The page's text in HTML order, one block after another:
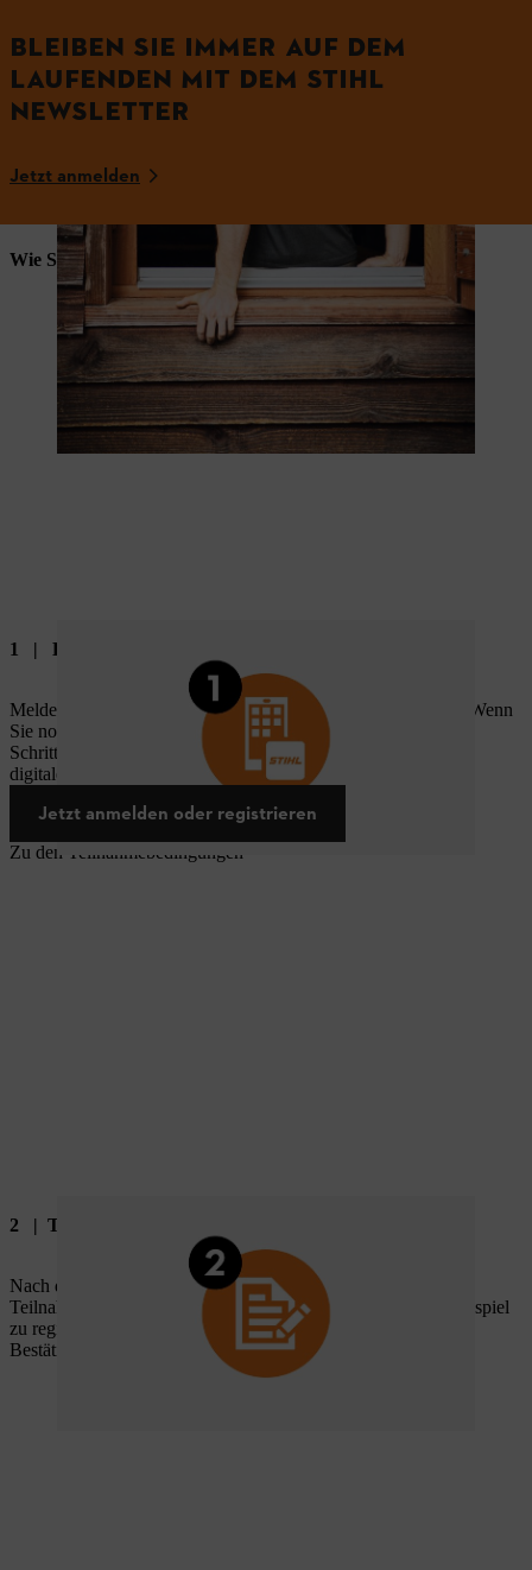
BLEIBEN SIE IMMER AUF DEM
LAUFENDEN MIT DEM STIHL
NEWSLETTER
Jetzt anmelden
Wie Sie teilnehmen können
1 | Bei MY STIHL anmelden
Melden Sie sich mit Ihrem STIHL Konto bei MY STIHL an. Wenn
Sie noch kein STIHL Konto haben, können Sie es in wenigen
Schritten erstellen. Mit Ihrem STIHL Konto können Sie alle
digitalen STIHL Services nutzen.
Jetzt anmelden oder registrieren
Zu den Teilnahmebedingungen
2 | Teilnahmeformular ausfüllen
Nach der Anmeldung erscheint auf Ihrem Dashboard ein
Teilnahmeformular, das Sie ausfüllen, um sich für das Gewinnspiel
zu registrieren. Nach dem Absenden erhalten Sie von uns eine
Bestätigungs‑E‑Mail.